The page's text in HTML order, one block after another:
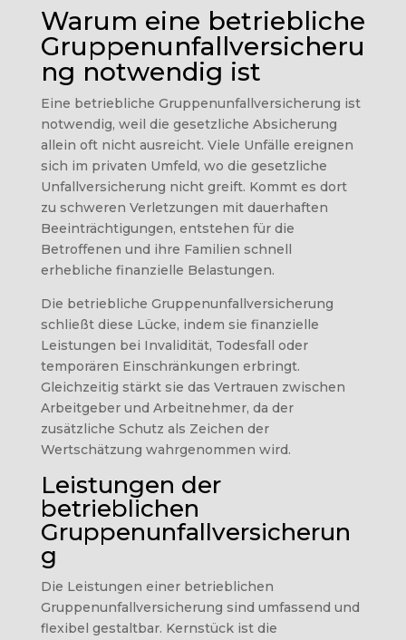
Warum eine betriebliche
Gruppenunfallversicheru
ng notwendig ist
Eine betriebliche Gruppenunfallversicherung ist
notwendig, weil die gesetzliche Absicherung
allein oft nicht ausreicht. Viele Unfälle ereignen
sich im privaten Umfeld, wo die gesetzliche
Unfallversicherung nicht greift. Kommt es dort
zu schweren Verletzungen mit dauerhaften
Beeinträchtigungen, entstehen für die
Betroffenen und ihre Familien schnell
erhebliche finanzielle Belastungen.
Die betriebliche Gruppenunfallversicherung
schließt diese Lücke, indem sie finanzielle
Leistungen bei Invalidität, Todesfall oder
temporären Einschränkungen erbringt.
Gleichzeitig stärkt sie das Vertrauen zwischen
Arbeitgeber und Arbeitnehmer, da der
zusätzliche Schutz als Zeichen der
Wertschätzung wahrgenommen wird.
Leistungen der
betrieblichen
Gruppenunfallversicherun
g
Die Leistungen einer betrieblichen
Gruppenunfallversicherung sind umfassend und
flexibel gestaltbar. Kernstück ist die